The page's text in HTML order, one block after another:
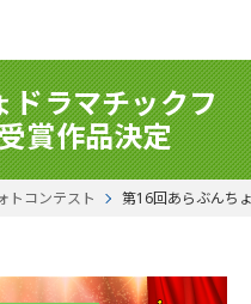
ドラマチックフ
賞作品決定
トコンテスト 第16回あらぶんち